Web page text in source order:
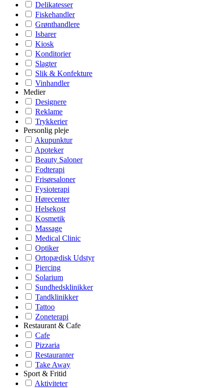
Delikatesser
Fiskehandler
Grønthandlere
Isbarer
Kiosk
Konditorier
Slagter
Slik & Konfekture
Vinhandler
Medier
Designere
Reklame
Trykkerier
Personlig pleje
Akupunktur
Apoteker
Beauty Saloner
Fodterapi
Frisørsaloner
Fysioterapi
Hørecenter
Helsekost
Kosmetik
Massage
Medical Clinic
Optiker
Ortopædisk Udstyr
Piercing
Solarium
Sundhedsklinikker
Tandklinikker
Tattoo
Zoneterapi
Restaurant & Cafe
Cafe
Pizzaria
Restauranter
Take Away
Sport & Fritid
Aktiviteter